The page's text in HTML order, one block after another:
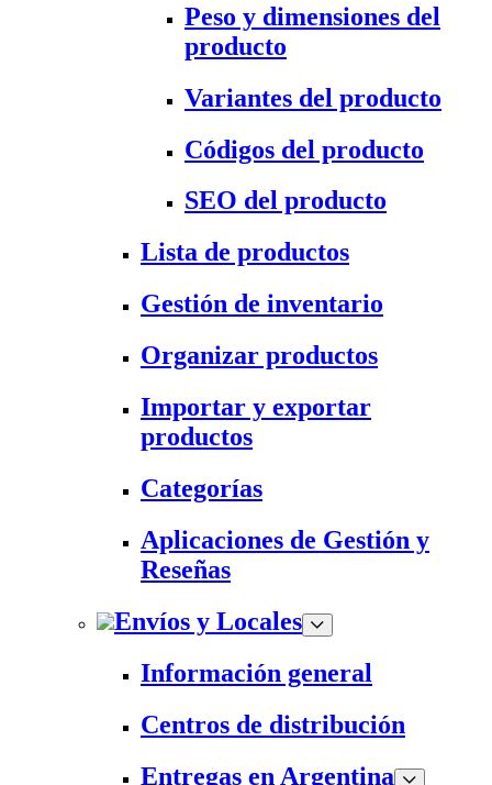
Peso y dimensiones del
producto
Variantes del producto
Códigos del producto
SEO del producto
Lista de productos
Gestión de inventario
Organizar productos
Importar y exportar
productos
Categorías
Aplicaciones de Gestión y
Reseñas
Envíos y Locales
Información general
Centros de distribución
Entregas en Argentina